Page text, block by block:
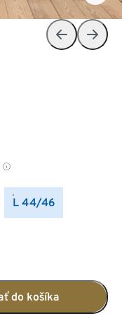
L 44/46
do košíka